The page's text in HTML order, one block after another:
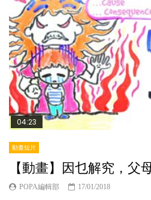
04:23
動畫短片
【動畫】因乜解究，父
POPA編輯部 17/01/2018